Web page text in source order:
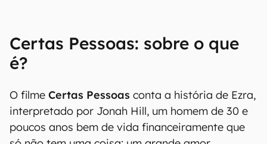
Certas Pessoas: sobre o que
é?
O filme Certas Pessoas conta a história de Ezra,
interpretado por Jonah Hill, um homem de 30 e
poucos anos bem de vida financeiramente que